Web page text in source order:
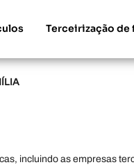
Terceirização de
incluindo as empresas